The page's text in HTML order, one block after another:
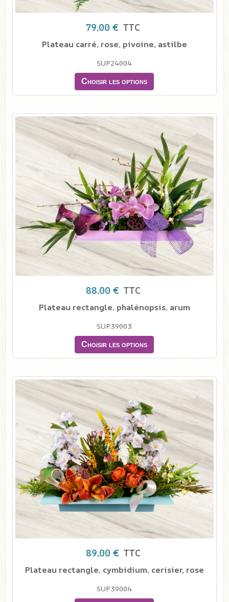
79,00 € TTC
Plateau carré, rose, pivoine, astilbe
SUP24004
Choisir les options
88,00 € TTC
Plateau rectangle, phalénopsis, arum
SUP39003
Choisir les options
89,00 € TTC
Plateau rectangle, cymbidium, cerisier, rose
SUP39004